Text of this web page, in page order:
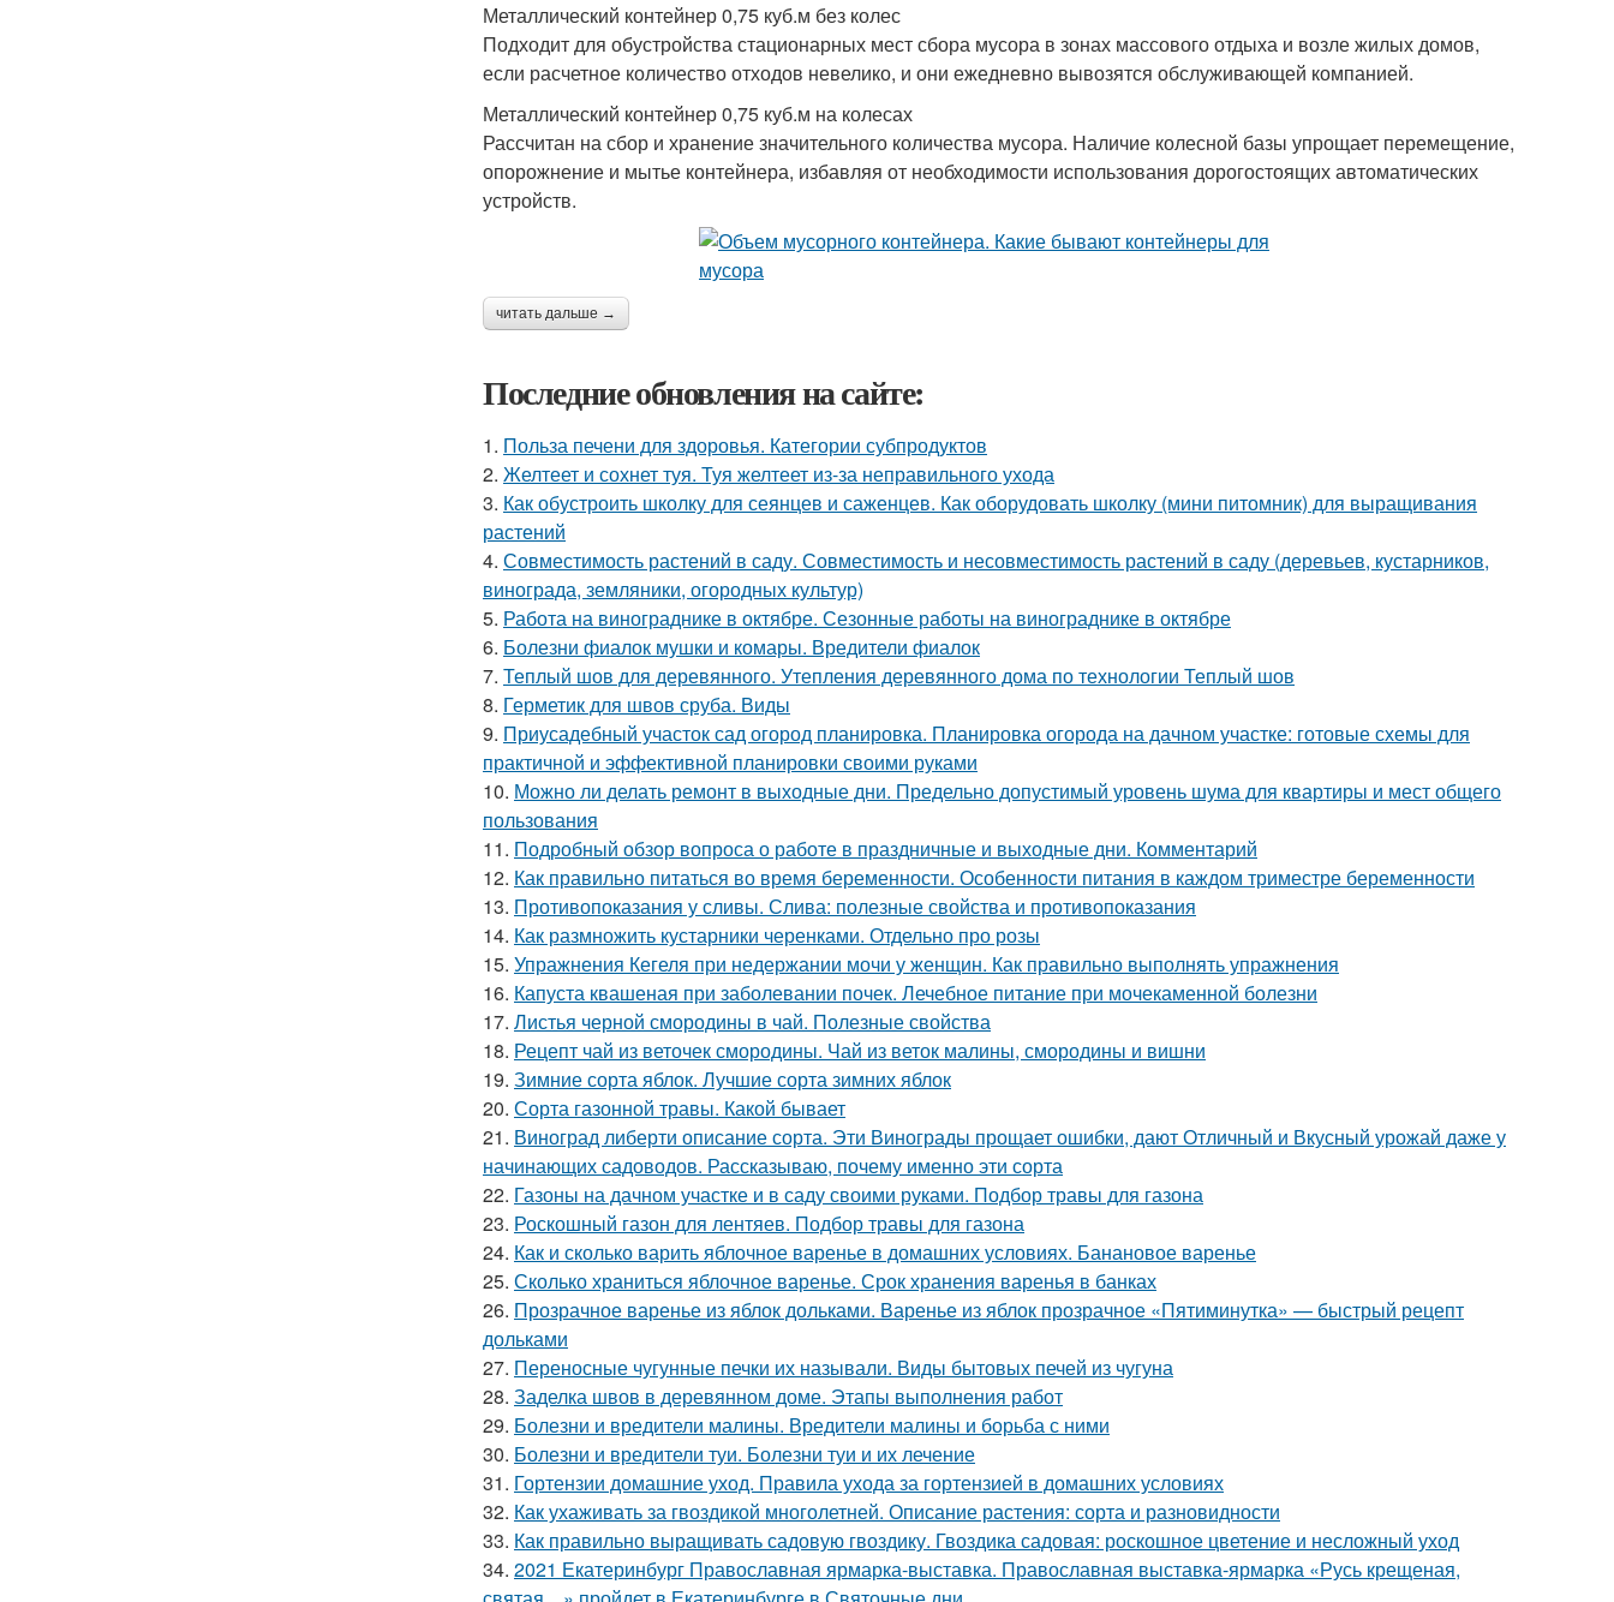
Металлический контейнер 0,75 куб.м без колес
Подходит для обустройства стационарных мест сбора мусора в зонах массового отдыха и возле жилых домов,
если расчетное количество отходов невелико, и они ежедневно вывозятся обслуживающей компанией.
Металлический контейнер 0,75 куб.м на колесах
Рассчитан на сбор и хранение значительного количества мусора. Наличие колесной базы упрощает перемещение,
опорожнение и мытье контейнера, избавляя от необходимости использования дорогостоящих автоматических
устройств.
читать дальше →
Последние обновления на сайте:
1. Польза печени для здоровья. Категории субпродуктов
2. Желтеет и сохнет туя. Туя желтеет из-за неправильного ухода
3. Как обустроить школку для сеянцев и саженцев. Как оборудовать школку (мини питомник) для выращивания
растений
4. Совместимость растений в саду. Совместимость и несовместимость растений в саду (деревьев, кустарников,
винограда, земляники, огородных культур)
5. Работа на винограднике в октябре. Сезонные работы на винограднике в октябре
6. Болезни фиалок мушки и комары. Вредители фиалок
7. Теплый шов для деревянного. Утепления деревянного дома по технологии Теплый шов
8. Герметик для швов сруба. Виды
9. Приусадебный участок сад огород планировка. Планировка огорода на дачном участке: готовые схемы для
практичной и эффективной планировки своими руками
10. Можно ли делать ремонт в выходные дни. Предельно допустимый уровень шума для квартиры и мест общего
пользования
11. Подробный обзор вопроса о работе в праздничные и выходные дни. Комментарий
12. Как правильно питаться во время беременности. Особенности питания в каждом триместре беременности
13. Противопоказания у сливы. Слива: полезные свойства и противопоказания
14. Как размножить кустарники черенками. Отдельно про розы
15. Упражнения Кегеля при недержании мочи у женщин. Как правильно выполнять упражнения
16. Капуста квашеная при заболевании почек. Лечебное питание при мочекаменной болезни
17. Листья черной смородины в чай. Полезные свойства
18. Рецепт чай из веточек смородины. Чай из веток малины, смородины и вишни
19. Зимние сорта яблок. Лучшие сорта зимних яблок
20. Сорта газонной травы. Какой бывает
21. Виноград либерти описание сорта. Эти Винограды прощает ошибки, дают Отличный и Вкусный урожай даже у
начинающих садоводов. Рассказываю, почему именно эти сорта
22. Газоны на дачном участке и в саду своими руками. Подбор травы для газона
23. Роскошный газон для лентяев. Подбор травы для газона
24. Как и сколько варить яблочное варенье в домашних условиях. Банановое варенье
25. Сколько храниться яблочное варенье. Срок хранения варенья в банках
26. Прозрачное варенье из яблок дольками. Варенье из яблок прозрачное «Пятиминутка» — быстрый рецепт
дольками
27. Переносные чугунные печки их называли. Виды бытовых печей из чугуна
28. Заделка швов в деревянном доме. Этапы выполнения работ
29. Болезни и вредители малины. Вредители малины и борьба с ними
30. Болезни и вредители туи. Болезни туи и их лечение
31. Гортензии домашние уход. Правила ухода за гортензией в домашних условиях
32. Как ухаживать за гвоздикой многолетней. Описание растения: сорта и разновидности
33. Как правильно выращивать садовую гвоздику. Гвоздика садовая: роскошное цветение и несложный уход
34. 2021 Екатеринбург Православная ярмарка-выставка. Православная выставка-ярмарка «Русь крещеная,